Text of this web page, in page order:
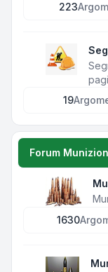
223
19
Forum
1630